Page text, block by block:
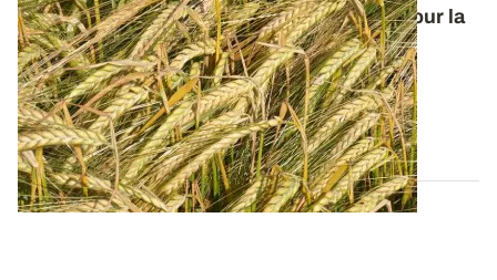
Orge de printemps : nos préconisations pour la
campagne 2026
Retrouvez tous les résultats d’essais de la dernière
campagne et nos préconisations pour...
13 FÉVR. 2026